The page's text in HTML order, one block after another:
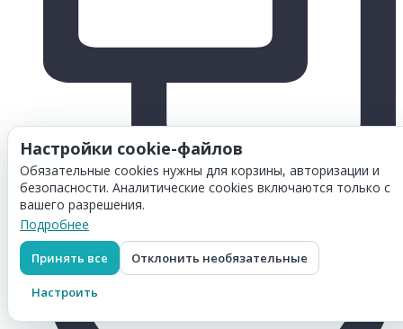
Настройки cookie-файлов
Обязательные cookies нужны для корзины, авторизации и
безопасности. Аналитические cookies включаются только с
вашего разрешения.
Подробнее
Принять все Отклонить необязательные
Настроить